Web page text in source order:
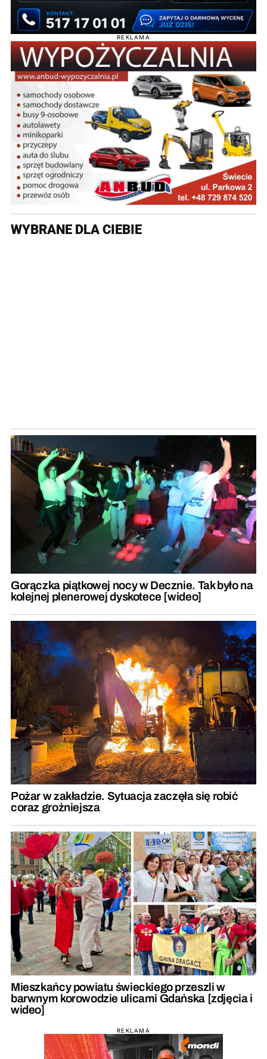
REKLAMA
WYBRANE DLA CIEBIE
Gorączka piątkowej nocy w Decznie. Tak było na
kolejnej plenerowej dyskotece [wideo]
Pożar w zakładzie. Sytuacja zaczęła się robić
coraz groźniejsza
Mieszkańcy powiatu świeckiego przeszli w
barwnym korowodzie ulicami Gdańska [zdjęcia i
wideo]
REKLAMA